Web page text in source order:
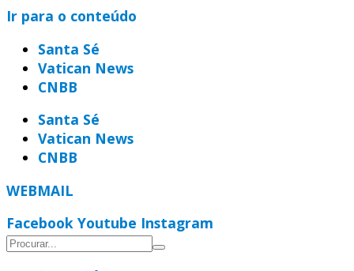
Ir para o conteúdo
Santa Sé
Vatican News
CNBB
Santa Sé
Vatican News
CNBB
WEBMAIL
Facebook Youtube Instagram